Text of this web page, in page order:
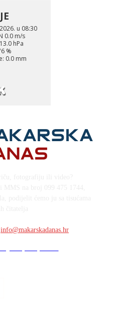
info@makarskadanas.hr